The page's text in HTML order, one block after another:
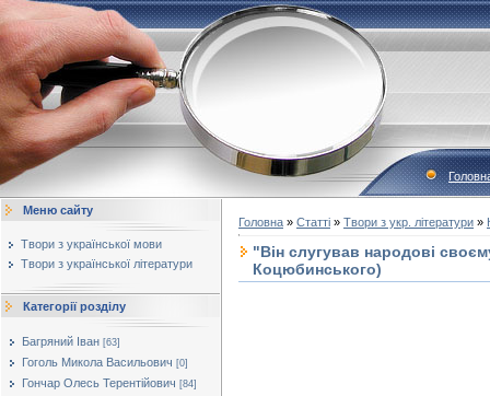
Меню сайту
Твори з української мови
Твори з української літератури
Категорії розділу
Багряний Іван [63]
Гоголь Микола Васильович [0]
Гончар Олесь Терентійович [84]
Головна » Статті » Твори з укр. літератури »
"Він слугував народові
Коцюбинського)